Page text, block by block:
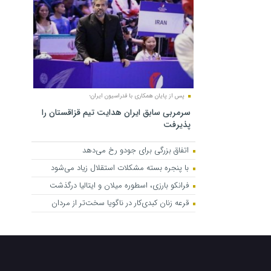
پس از پایان همکاری با فدراسیون ایران؛
سرمربی سابق ایران هدایت تیم قزاقستان را
پذیرفت
اتفاق بزرگی برای جودو رخ می‌دهد
با پنجره بسته مشکلات استقلال زیاد می‌شود
فرانکو بارزی، اسطوره میلان و ایتالیا درگذشت
قرعه زنان کبدی‌کار در ناگویا سخت‌تر از مردان